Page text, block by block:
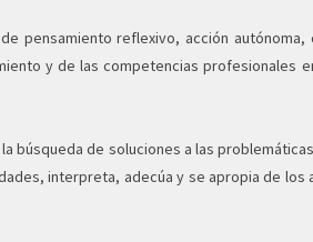
pensamiento reflexivo, acción autónoma,
y de las competencias profesionales
búsqueda de soluciones a las
interpreta, adecúa y se apropia de los